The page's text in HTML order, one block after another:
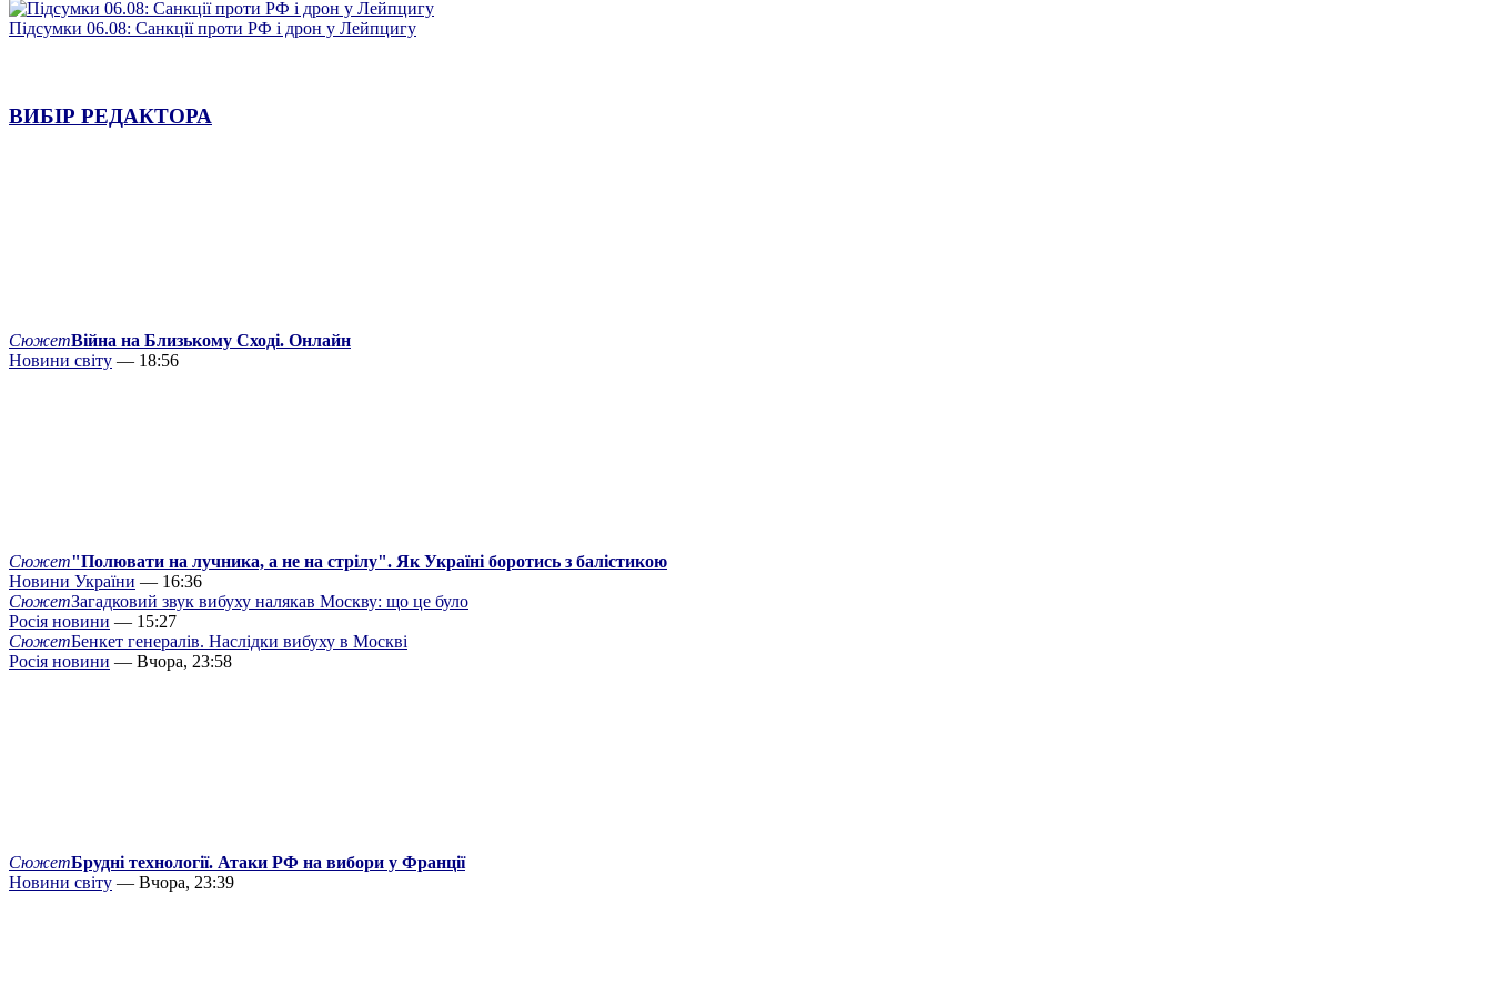
Підсумки 06.08: Санкції проти РФ і дрон у Лейпцигу
ВИБІР РЕДАКТОРА
СюжетВійна на Близькому Сході. Онлайн
Новини світу — 18:56
Сюжет"Полювати на лучника, а не на стрілу". Як Україні боротись з балістикою
Новини України — 16:36
СюжетЗагадковий звук вибуху налякав Москву: що це було
Росія новини — 15:27
СюжетБенкет генералів. Наслідки вибуху в Москві
Росія новини — Вчора, 23:58
СюжетБрудні технології. Атаки РФ на вибори у Франції
Новини світу — Вчора, 23:39